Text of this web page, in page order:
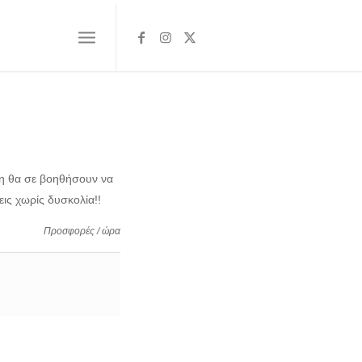
θα σε βοηθήσουν να
χωρίς δυσκολία!!
Προσφορές / ώρα